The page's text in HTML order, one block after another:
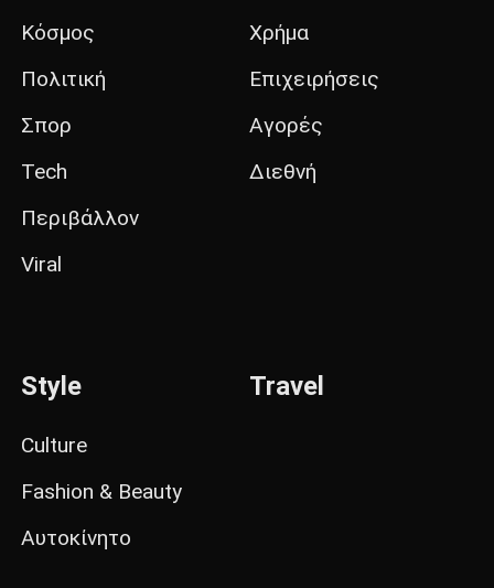
Κόσμος
Πολιτική
Σπορ
Tech
Περιβάλλον
Viral
Χρήμα
Επιχειρήσεις
Αγορές
Διεθνή
Style
Culture
Fashion & Beauty
Αυτοκίνητο
Travel